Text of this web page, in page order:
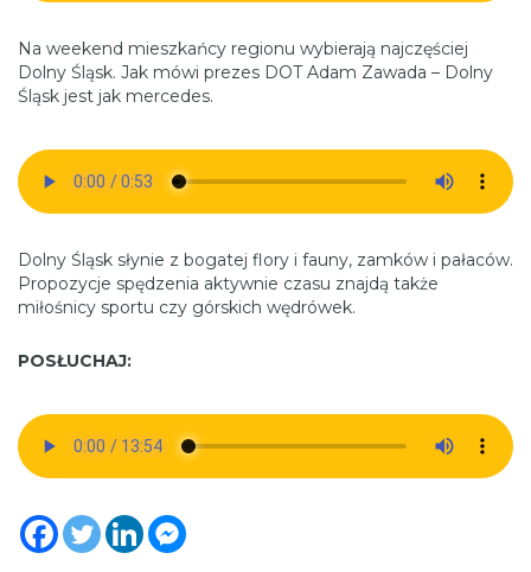
Na weekend mieszkańcy regionu wybierają najczęściej
Dolny Śląsk. Jak mówi prezes DOT Adam Zawada – Dolny
Śląsk jest jak mercedes.
Dolny Śląsk słynie z bogatej flory i fauny, zamków i pałaców.
Propozycje spędzenia aktywnie czasu znajdą także
miłośnicy sportu czy górskich wędrówek.
POSŁUCHAJ: